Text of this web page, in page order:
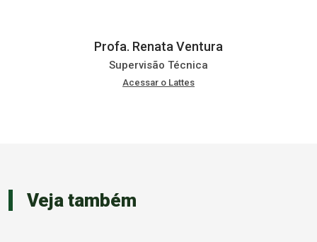
Profa. Renata Ventura
Supervisão Técnica
Acessar o Lattes
Veja também